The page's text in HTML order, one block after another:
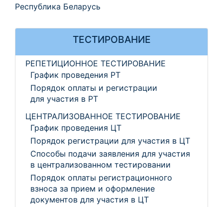
ТЕСТИРОВАНИЕ
РЕПЕТИЦИОННОЕ ТЕСТИРОВАНИЕ
График проведения РТ
Порядок оплаты и регистрации
для участия в РТ
ЦЕНТРАЛИЗОВАННОЕ ТЕСТИРОВАНИЕ
График проведения ЦТ
Порядок регистрации для участия в ЦТ
Способы подачи заявления для участия
в централизованном тестировании
Порядок оплаты регистрационного
взноса за прием и оформление
документов для участия в ЦТ
Республика Беларусь